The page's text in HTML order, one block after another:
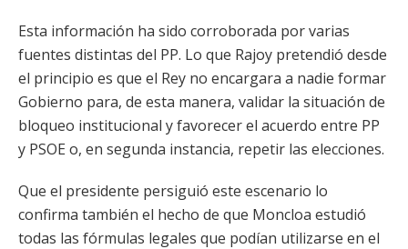
Esta información ha sido corroborada por varias
fuentes distintas del PP. Lo que Rajoy pretendió desde
el principio es que el Rey no encargara a nadie formar
Gobierno para, de esta manera, validar la situación de
bloqueo institucional y favorecer el acuerdo entre PP
y PSOE o, en segunda instancia, repetir las elecciones.
Que el presidente persiguió este escenario lo
confirma también el hecho de que Moncloa estudió
todas las fórmulas legales que podían utilizarse en el